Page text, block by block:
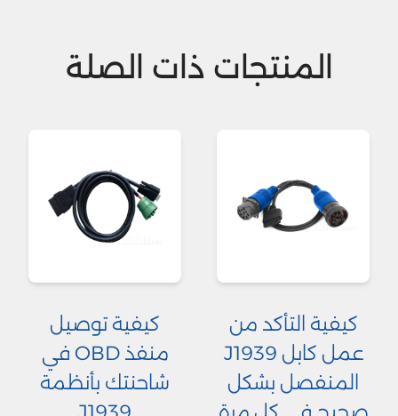
المنتجات ذات الصلة
كيفية التأكد من
عمل كابل J1939
المنفصل بشكل
كيفية توصيل
منفذ OBD في
شاحنتك بأنظمة